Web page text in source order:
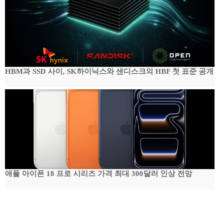
HBM과 SSD 사이, SK하이닉스와 샌디스크의 HBF 첫 표준 공개
애플 아이폰 18 프로 시리즈 가격 최대 300달러 인상 전망